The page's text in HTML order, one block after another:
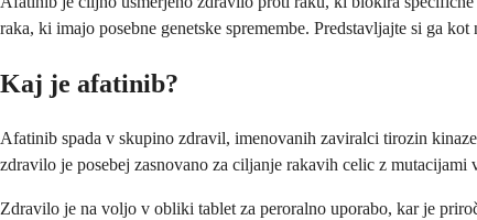
raka, ki imajo posebne genetske spremembe. Predstavljajte si ga
Kaj je afatinib?
Afatinib spada v skupino zdravil, imenovanih zaviralci tirozin
zdravilo je posebej zasnovano za ciljanje rakavih celic z
Zdravilo je na voljo v obliki tablet za peroralno uporabo, kar je